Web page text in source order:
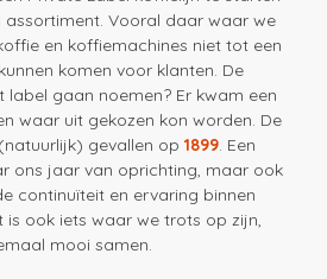
assortiment. Vooral daar waar we
en koffiemachines niet tot een
komen voor klanten. De
gaan noemen? Er kwam een
waar uit gekozen kon worden. De
gevallen op 1899. Een
ons jaar van oprichting, maar ook
continuïteit en ervaring binnen
is ook iets waar we trots op zijn,
mooi samen.